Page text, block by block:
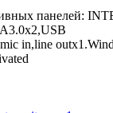
панелей:
in,line